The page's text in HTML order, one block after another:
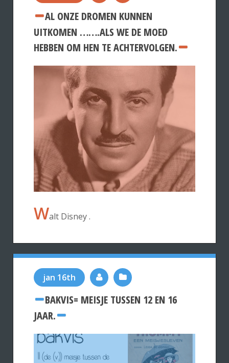
AL ONZE DROMEN KUNNEN
UITKOMEN …….ALS WE DE MOED
HEBBEN OM HEN TE ACHTERVOLGEN.
Walt Disney .
jan 16th
BAKVIS= MEISJE TUSSEN 12 EN 16
JAAR.